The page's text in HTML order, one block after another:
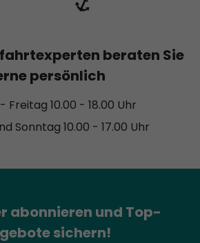
beraten Sie
persönlich
Freitag 10.00 - 18.00 Uhr
Sonntag 10.00 - 17.00 Uhr
abonnieren und Top-
sichern!